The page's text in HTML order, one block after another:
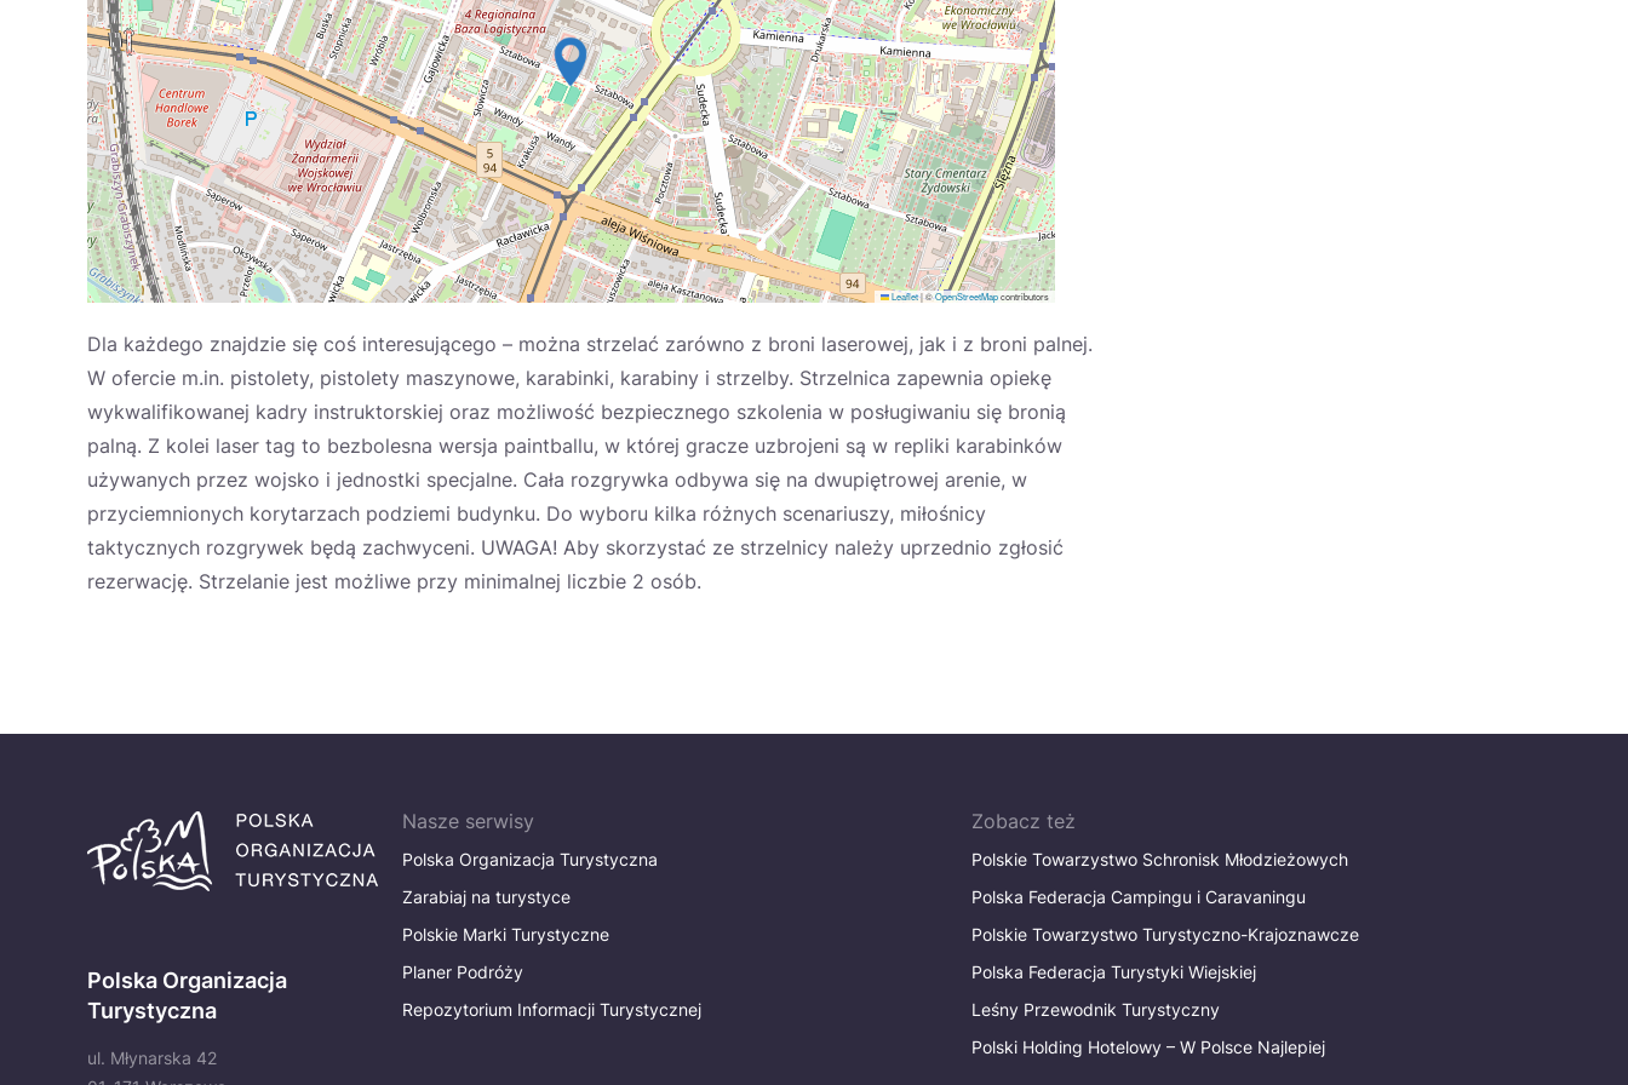
Leaflet|©OpenStreetMapcontributors
Dla każdego znajdzie się coś interesującego – można strzelać zarówno z broni laserowej, jak i z broni palnej.
W ofercie m.in. pistolety, pistolety maszynowe, karabinki, karabiny i strzelby. Strzelnica zapewnia opiekę
wykwalifikowanej kadry instruktorskiej oraz możliwość bezpiecznego szkolenia w posługiwaniu się bronią
palną. Z kolei laser tag to bezbolesna wersja paintballu, w której gracze uzbrojeni są w repliki karabinków
używanych przez wojsko i jednostki specjalne. Cała rozgrywka odbywa się na dwupiętrowej arenie, w
przyciemnionych korytarzach podziemi budynku. Do wyboru kilka różnych scenariuszy, miłośnicy
taktycznych rozgrywek będą zachwyceni. UWAGA! Aby skorzystać ze strzelnicy należy uprzednio zgłosić
rezerwację. Strzelanie jest możliwe przy minimalnej liczbie 2 osób.
Polska Organizacja
Turystyczna
ul. Młynarska 42
Nasze serwisy
Polska Organizacja Turystyczna
Zarabiaj na turystyce
Polskie Marki Turystyczne
Planer Podróży
Repozytorium Informacji Turystycznej
Zobacz też
Polskie Towarzystwo Schronisk Młodzieżowych
Polska Federacja Campingu i Caravaningu
Polskie Towarzystwo Turystyczno-Krajoznawcze
Polska Federacja Turystyki Wiejskiej
Leśny Przewodnik Turystyczny
Polski Holding Hotelowy – W Polsce Najlepiej